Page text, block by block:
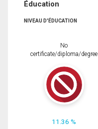
Éducation
NIVEAU D'ÉDUCATION
No
certificate/diploma/degree
11.36 %